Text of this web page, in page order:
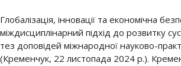
Глобалізація, інновації та економічна
міждисциплінарний підхід до розвитку
тез доповідей міжнародної науково-
(Кременчук, 22 листопада 2024 р.).